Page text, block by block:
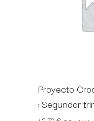
Proyecto
: Segundor